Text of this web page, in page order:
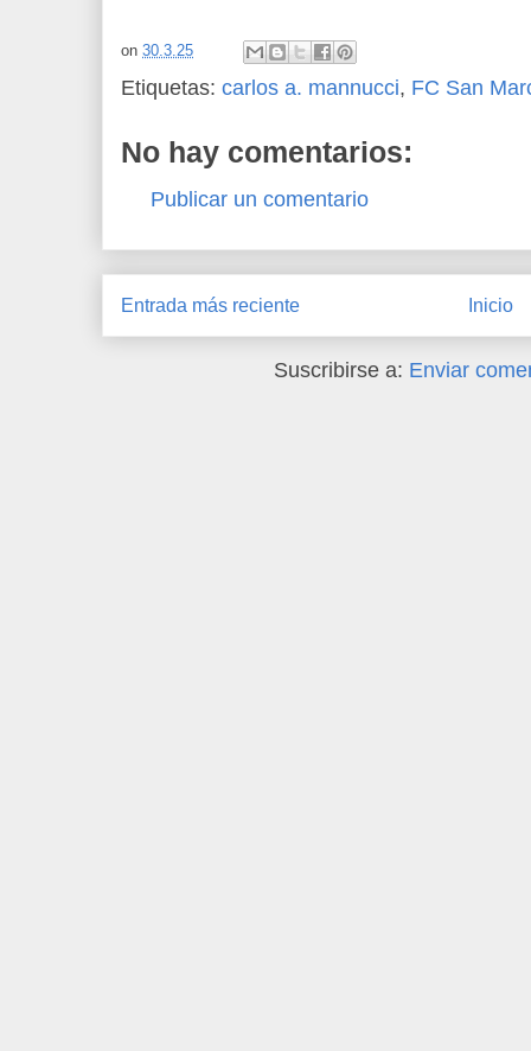
on 30.3.25
Etiquetas: carlos a. mannucci, FC San
No hay comentarios:
Publicar un comentario
Entrada más reciente Inicio
Suscribirse a: Enviar